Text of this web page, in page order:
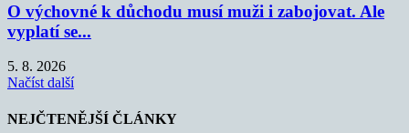
O výchovné k důchodu musí muži i zabojovat. Ale
vyplatí se...
5. 8. 2026
Načíst další
NEJČTENĚJŠÍ ČLÁNKY